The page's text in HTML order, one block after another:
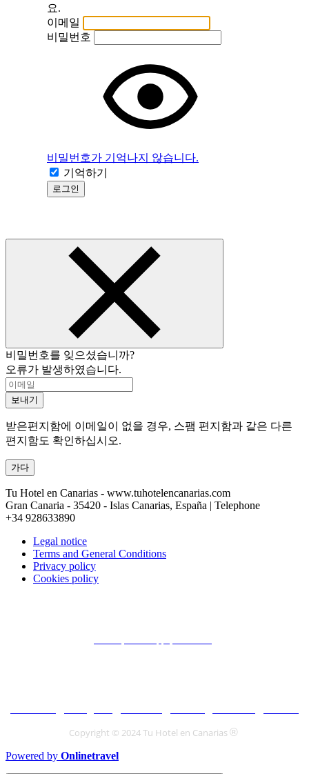
요.
이메일
비밀번호
비밀번호가 기억나지 않습니다.
기억하기
로그인
비밀번호를 잊으셨습니까?
오류가 발생하였습니다.
보내기
받은편지함에 이메일이 없을 경우, 스팸 편지함과 같은 다른
편지함도 확인하십시오.
가다
Tu Hotel en Canarias - www.tuhotelencanarias.com
Gran Canaria - 35420 - Islas Canarias, España | Telephone
+34 928633890
Legal notice
Terms and General Conditions
Privacy policy
Cookies policy
Copyright © 2024 Tu Hotel en Canarias ®
Powered by Onlinetravel